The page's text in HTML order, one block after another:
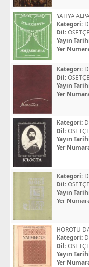
YAHYA
Kategori:
Dil:OSETÇE
Yayın
Yer
Kategori:
Dil:
Yayın
Yer
Kategori:
Dil:OSETÇE
Yayın
Yer
Kategori:
Dil:OSETÇE
Yayın
Yer
HOROTU
Kategori:
Dil:OSETÇE
Yayın
Yer